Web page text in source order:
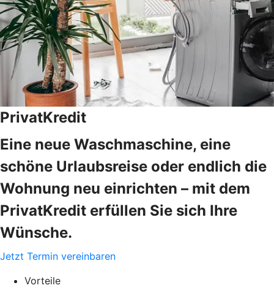
PrivatKredit
Eine neue Waschmaschine, eine
schöne Urlaubsreise oder endlich die
Wohnung neu einrichten – mit dem
PrivatKredit erfüllen Sie sich Ihre
Wünsche.
Jetzt Termin vereinbaren
Vorteile